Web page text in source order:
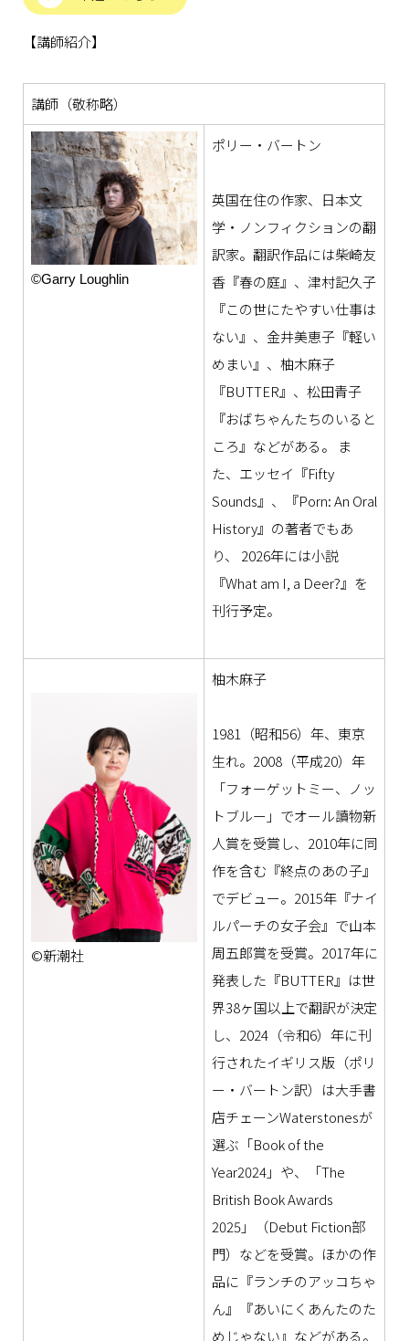
【講師紹介】
講師（敬称略）
©Garry Loughlin
ポリー・バートン
英国在住の作家、日本文
学・ノンフィクションの翻
訳家。翻訳作品には柴崎友
香『春の庭』、津村記久子
『この世にたやすい仕事は
ない』、金井美恵子『軽い
めまい』、柚木麻子
『BUTTER』、松田青子
『おばちゃんたちのいると
ころ』などがある。 ま
た、エッセイ『Fifty
Sounds』、『Porn: An Oral
History』の著者でもあ
り、 2026年には小説
『What am I, a Deer?』を
刊行予定。
©新潮社
柚木麻子
1981（昭和56）年、東京
生れ。2008（平成20）年
「フォーゲットミー、ノッ
トブルー」でオール讀物新
人賞を受賞し、2010年に同
作を含む『終点のあの子』
でデビュー。2015年『ナイ
ルパーチの女子会』で山本
周五郎賞を受賞。2017年に
発表した『BUTTER』は世
界38ヶ国以上で翻訳が決定
し、2024（令和6）年に刊
行されたイギリス版（ポリ
ー・バートン訳）は大手書
店チェーンWaterstonesが
選ぶ「Book of the
Year2024」や、「The
British Book Awards
2025」（Debut Fiction部
門）などを受賞。ほかの作
品に『ランチのアッコちゃ
ん』『あいにくあんたのた
めじゃない』などがある。